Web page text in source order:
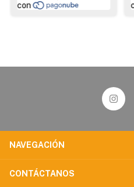
NAVEGACIÓN
CONTÁCTANOS